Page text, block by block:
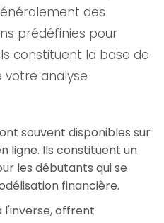
des
prédéfinies pour
constituent la base de
analyse
souvent disponibles sur
ligne. Ils constituent un
les débutants qui se
financière.
l'inverse, offrent